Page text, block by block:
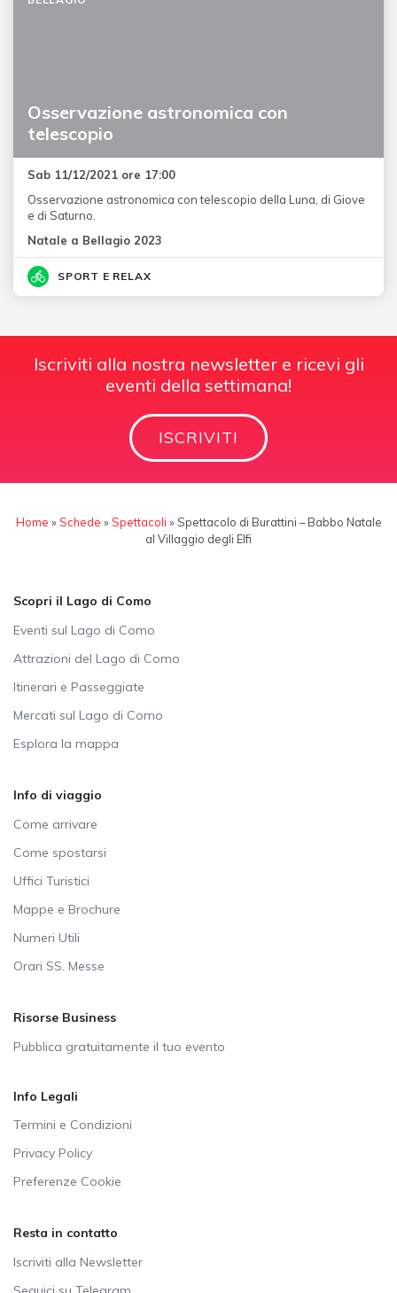
Osservazione astronomica con
telescopio
Sab 11/12/2021 ore 17:00
Osservazione astronomica con telescopio della Luna, di Giove
e di Saturno.
Natale a Bellagio 2023
SPORT E RELAX
Iscriviti alla nostra newsletter e ricevi gli
eventi della settimana!
ISCRIVITI
Home »Schede »Spettacoli » Spettacolo di Burattini – Babbo Natale
al Villaggio degli Elfi
Scopri il Lago di Como
Eventi sul Lago di Como
Attrazioni del Lago di Como
Itinerari e Passeggiate
Mercati sul Lago di Como
Esplora la mappa
Info di viaggio
Come arrivare
Come spostarsi
Uffici Turistici
Mappe e Brochure
Numeri Utili
Orari SS. Messe
Risorse Business
Pubblica gratuitamente il tuo evento
Info Legali
Termini e Condizioni
Privacy Policy
Preferenze Cookie
Resta in contatto
Iscriviti alla Newsletter